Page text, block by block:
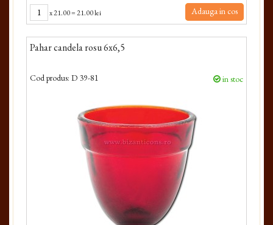
x21.00=21.00 lei Adauga in cos
Pahar candela rosu 6x6,5
Cod produs: D 39-81 in stoc